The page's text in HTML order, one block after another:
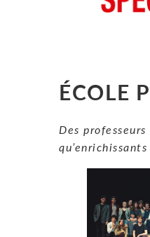
ÉCOLE
Des
qu’enrichissants